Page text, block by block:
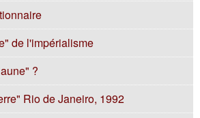
de l'impérialisme
?
Rio de Janeiro, 1992